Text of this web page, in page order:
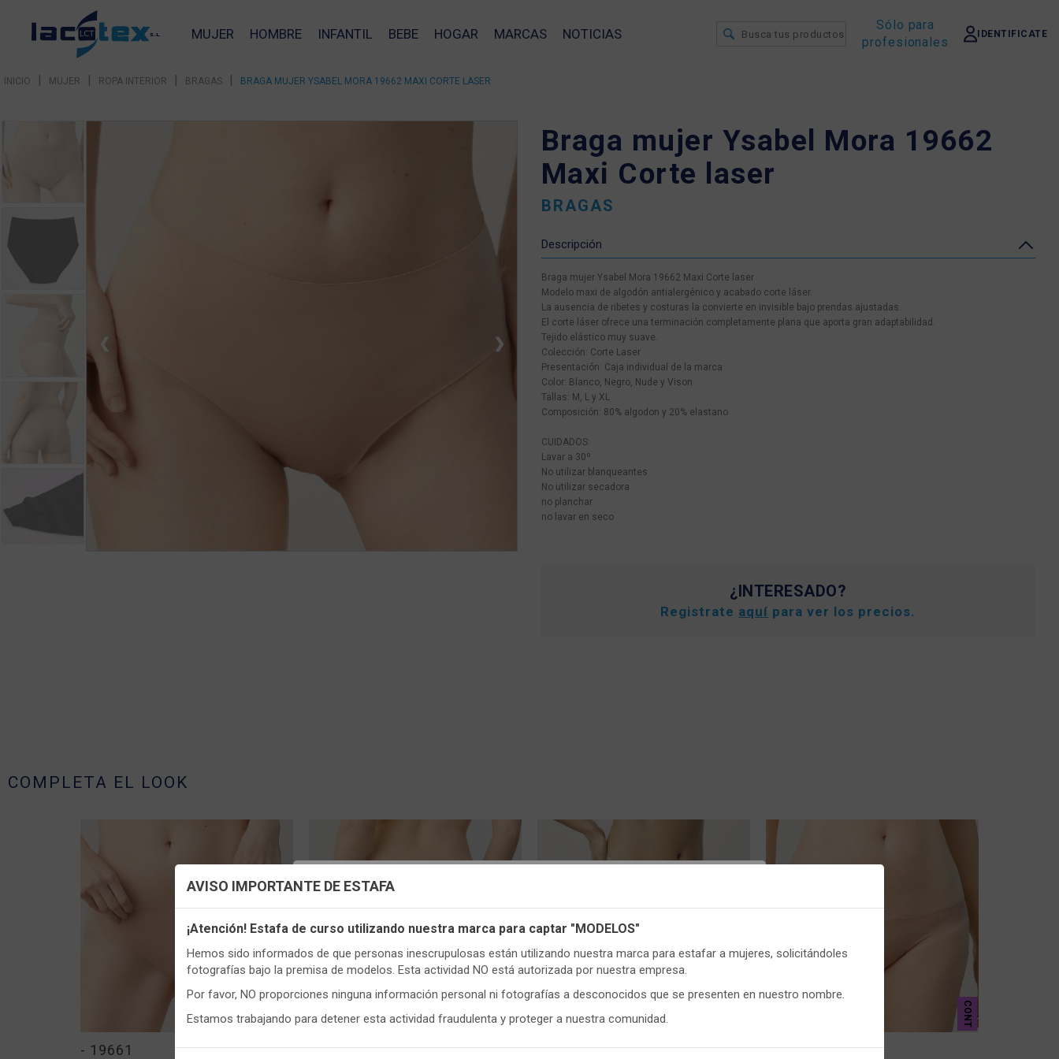
MUJER HOMBRE INFANTIL BEBE HOGAR MARCAS NOTICIAS
Sólo para
profesionales
IDENTIFICATE
INICIO | MUJER | ROPA INTERIOR | BRAGAS | BRAGA MUJER YSABEL MORA 19662 MAXI CORTE LASER
❮ ❯
Braga mujer Ysabel Mora 19662
Maxi Corte laser
BRAGAS
Descripción
Braga mujer Ysabel Mora 19662 Maxi Corte laser
Modelo maxi de algodón antialergénico y acabado corte láser.
La ausencia de ribetes y costuras la convierte en invisible bajo prendas ajustadas.
El corte láser ofrece una terminación completamente plana que aporta gran adaptabilidad.
Tejido elástico muy suave.
Colección: Corte Laser
Presentación: Caja individual de la marca
Color: Blanco, Negro, Nude y Vison
Tallas: M, L y XL
Composición: 80% algodon y 20% elastano
CUIDADOS:
Lavar a 30º
No utilizar blanqueantes
No utilizar secadora
no planchar
no lavar en seco
¿INTERESADO?
Registrate aquí para ver los precios.
COMPLETA EL LOOK
DESTACADO
CONT
- 19661
DESTACADO
CONT
- 19663 - 19665
CONT
- 19660
Configuración de cookies
Utilizamos cookies propias y de terceros, de sesión o persistentes, para hacer
Igualmente, utilizamos cookies para medir y obtener datos de la navegación que
información visita nuestraPolítica de cookies.
AVISO IMPORTANTE DE ESTAFA
¡Atención! Estafa de curso utilizando nuestra marca para captar "MODELOS"
Hemos sido informados de que personas inescrupulosas están utilizando nuestra marca para estafar a mujeres, solicitándoles
fotografías bajo la premisa de modelos. Esta actividad NO está autorizada por nuestra empresa.
Por favor, NO proporciones ninguna información personal ni fotografías a desconocidos que se presenten en nuestro nombre.
Estamos trabajando para detener esta actividad fraudulenta y proteger a nuestra comunidad.